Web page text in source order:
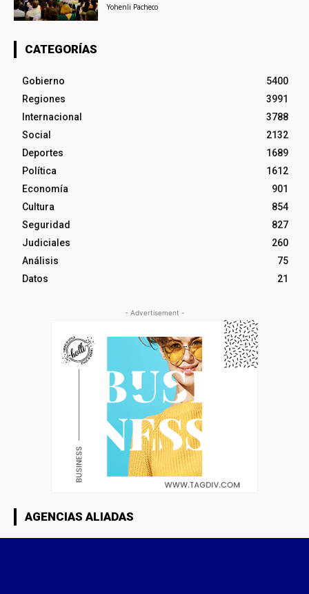
Yohenli Pacheco
CATEGORÍAS
Gobierno
5400
Regiones
3991
Internacional
3788
Social
2132
Deportes
1689
Política
1612
Economía
901
Cultura
854
Seguridad
827
Judiciales
260
Análisis
75
Datos
21
- Advertisement -
AGENCIAS ALIADAS